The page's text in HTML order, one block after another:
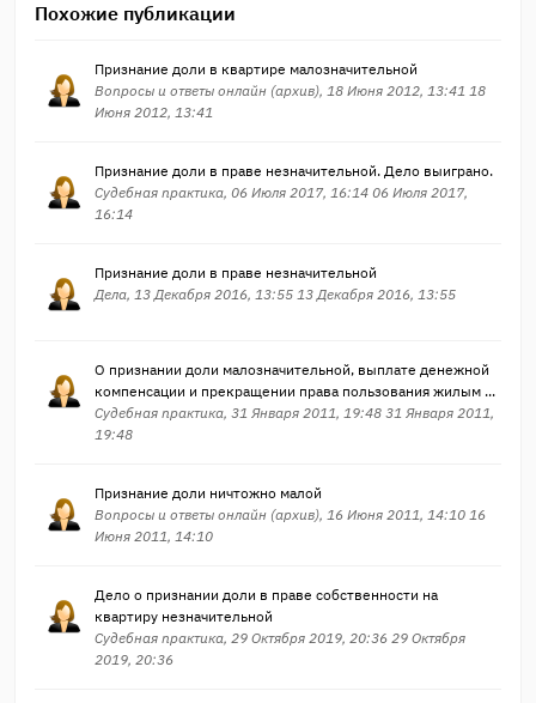
Похожие публикации
Признание доли в квартире малозначительной
Вопросы и ответы онлайн (архив), 18 Июня 2012, 13:41 18
Июня 2012, 13:41
Признание доли в праве незначительной. Дело выиграно.
Судебная практика, 06 Июля 2017, 16:14 06 Июля 2017,
16:14
Признание доли в праве незначительной
Дела, 13 Декабря 2016, 13:55 13 Декабря 2016, 13:55
О признании доли малозначительной, выплате денежной
компенсации и прекращении права пользования жилым ...
Судебная практика, 31 Января 2011, 19:48 31 Января 2011,
19:48
Признание доли ничтожно малой
Вопросы и ответы онлайн (архив), 16 Июня 2011, 14:10 16
Июня 2011, 14:10
Дело о признании доли в праве собственности на
квартиру незначительной
Судебная практика, 29 Октября 2019, 20:36 29 Октября
2019, 20:36